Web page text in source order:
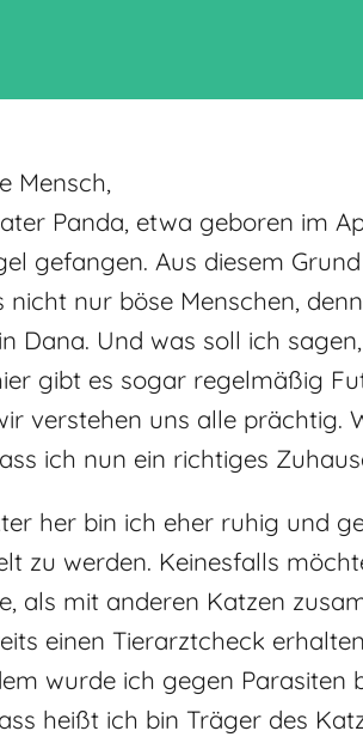
Mensch,
Panda, etwa geboren im
gefangen. Aus diesem
nicht nur böse Menschen,
Dana. Und was soll ich
gibt es sogar regelmäßig
verstehen uns alle
ich nun ein richtiges
her bin ich eher ruhig und
zu werden. Keinesfalls
als mit anderen Katzen
einen Tierarztcheck
wurde ich gegen Parasiten
heißt ich bin Träger des